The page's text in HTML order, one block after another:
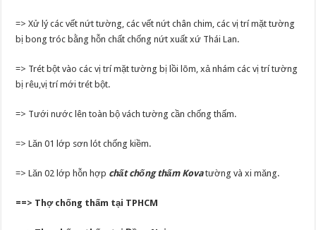
=> Xử lý các vết nứt tường, các vết nứt chân chim, các vị trí mặt tường
bị bong tróc bằng hỗn chất chống nứt xuất xứ Thái Lan.
=> Trét bột vào các vị trí mặt tường bị lồi lõm, xả nhám các vị trí tường
bị rêu,vị trí mới trét bột.
=> Tưới nước lên toàn bộ vách tường cần chống thấm.
=> Lăn 01 lớp sơn lót chống kiềm.
=> Lăn 02 lớp hỗn hợp chất chống thấm Kovatường và xi măng.
==> Thợ chống thấm tại TPHCM